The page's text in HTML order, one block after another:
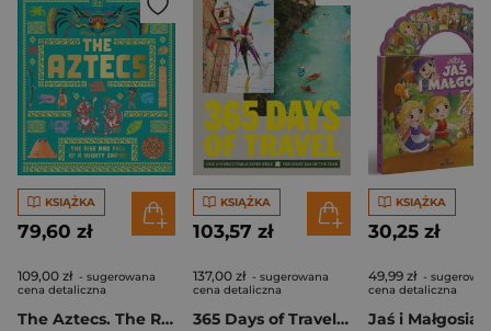
KSIĄŻKA
79,60 zł
109,00 zł - sugerowana
cena detaliczna
The Aztecs. The Rise and Fall of a Mighty Empire
KSIĄŻKA
103,57 zł
137,00 zł - sugerowana
cena detaliczna
365 Days of Travel. Lonely Planet
KSIĄŻKA
30,25 zł
49,99 zł -
cena detaliczna
Jaś i Małgosia